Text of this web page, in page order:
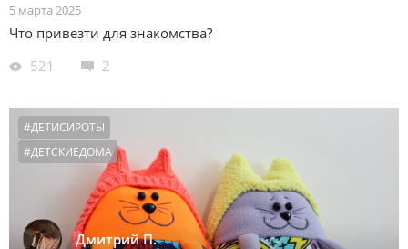
5 марта 2025
Что привезти для знакомства?
521
2
Дмитрий П.
#ДЕТИСИРОТЫ
#ДЕТСКИЕДОМА